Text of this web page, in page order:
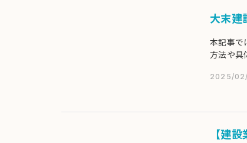
大末建
本記事で
方法や具
2025/
【建